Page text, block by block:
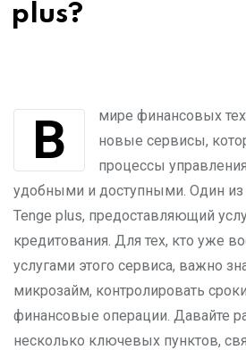
plus?
В мире финансовых технологий появляются
новые сервисы,
процессы
удобными и доступными. Один из
Tenge plus, предоставляющий
кредитования. Для тех, кто уже
услугами этого сервиса, важно
микрозайм, контролировать
финансовые операции. Давайте
несколько ключевых пунктов,